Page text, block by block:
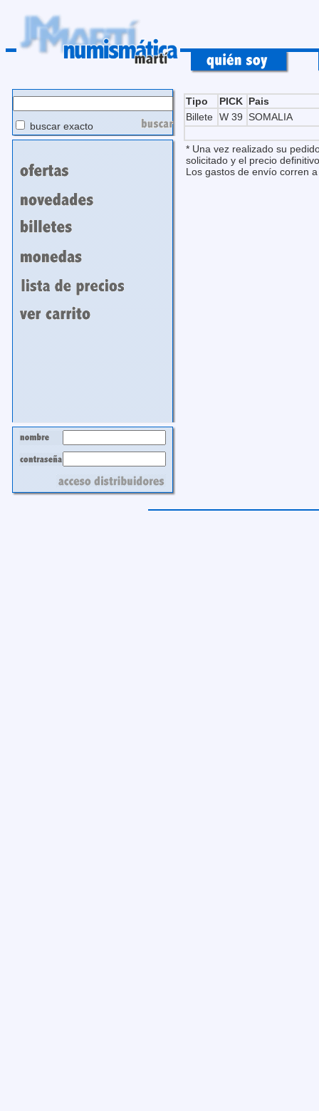
buscar exacto
Tipo PICK Pais
Billete W 39 SOMALIA
* Una vez realizado su
solicitado y el precio
Los gastos de envío corren